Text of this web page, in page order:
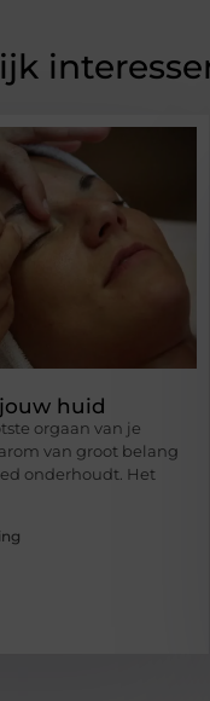
huid
orgaan van je
van groot belang
onderhoudt. Het